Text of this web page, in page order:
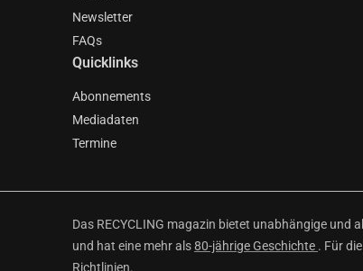
Newsletter
FAQs
Quicklinks
Abonnements
Mediadaten
Termine
Das RECYCLING magazin bietet unabhängige
und hat eine mehr als80-jährige Geschichte . Für
Richtlinien.